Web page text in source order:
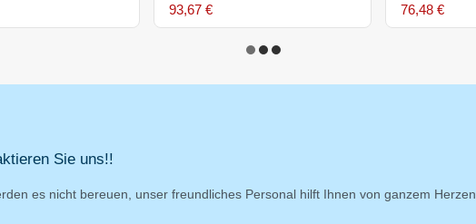
93,67 € 76,48 €
Sie uns!!
es nicht bereuen, unser freundliches Personal hilft Ihnen von ganzem Herzen.